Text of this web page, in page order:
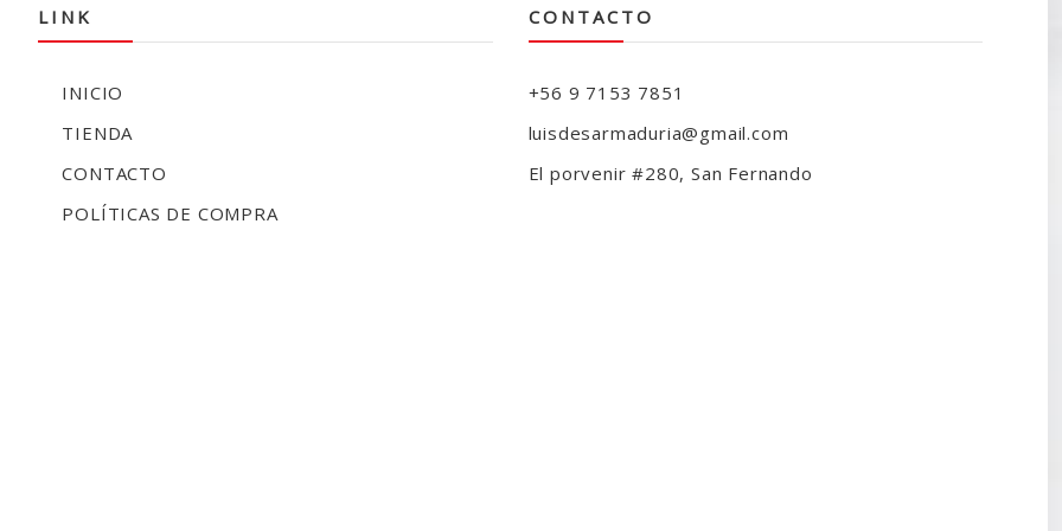
LINK
INICIO
TIENDA
CONTACTO
POLÍTICAS DE COMPRA
CONTACTO
+56 9 7153 7851
luisdesarmaduria@gmail.com
El porvenir #280, San Fernando